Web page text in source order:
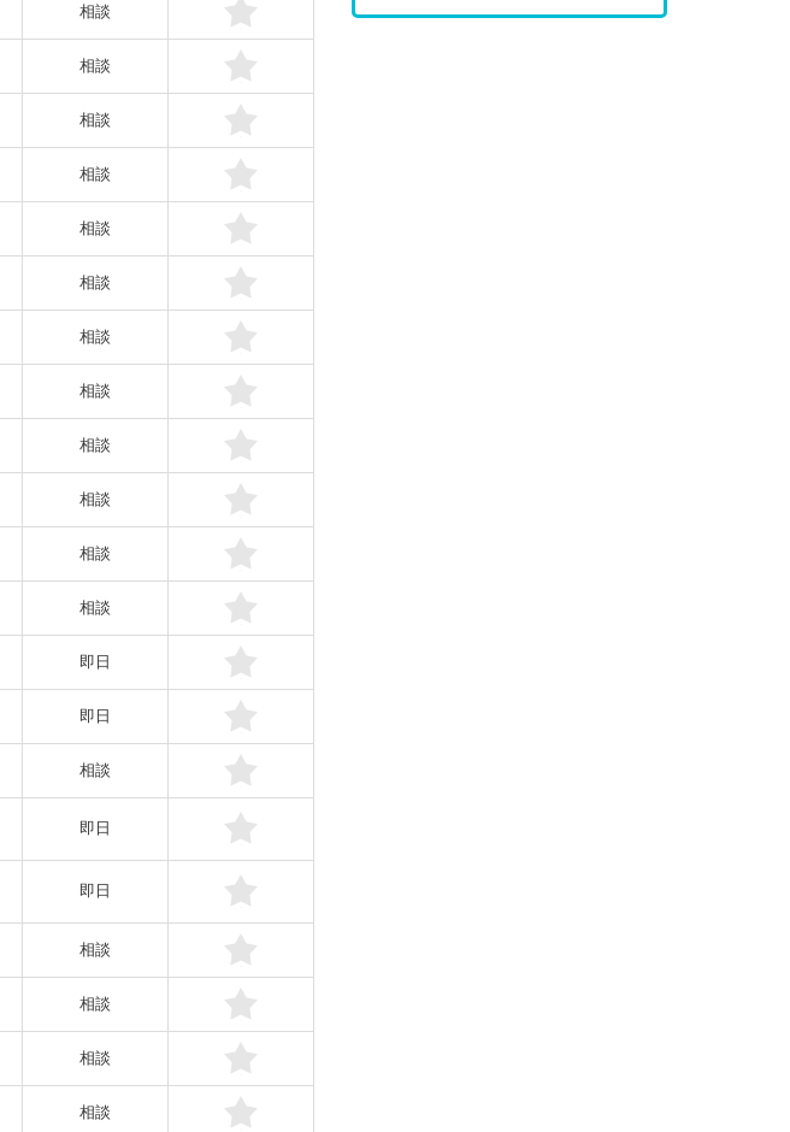
相談
相談
相談
相談
相談
相談
相談
相談
相談
相談
相談
相談
即日
即日
相談
即日
即日
相談
相談
相談
相談